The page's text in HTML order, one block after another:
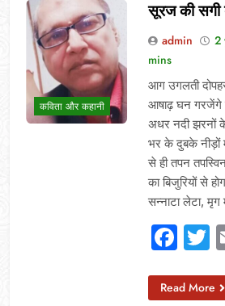
कविता और कहानी
सूरज की सगी
admin 2
mins
आग उगलती
आषाढ़ घन गरजेंगे
अधर नदी
भर के दुबके नीड़ों
से ही तपन
का बिजुरियों से
सन्नाटा लेटा,
Read More